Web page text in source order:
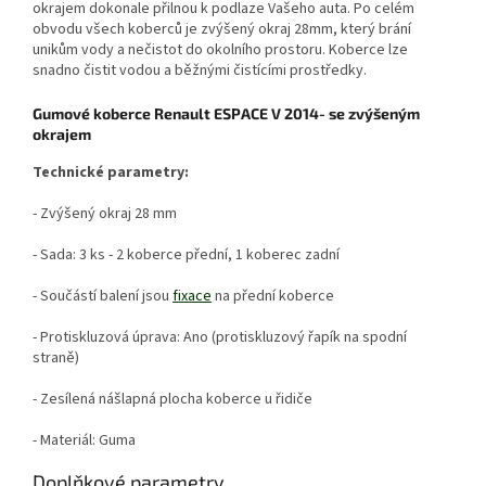
okrajem dokonale přilnou k podlaze Vašeho auta. Po celém
obvodu všech koberců je zvýšený okraj 28mm, který brání
unikům vody a nečistot do okolního prostoru. Koberce lze
snadno čistit vodou a běžnými čistícími prostředky.
Gumové koberce Renault ESPACE V 2014- se zvýšeným
okrajem
Technické parametry:
- Zvýšený okraj 28 mm
- Sada: 3 ks - 2 koberce přední, 1 koberec zadní
- Součástí balení jsou fixacena přední koberce
- Protiskluzová úprava: Ano (protiskluzový řapík na spodní
straně)
- Zesílená nášlapná plocha koberce u řidiče
- Materiál: Guma